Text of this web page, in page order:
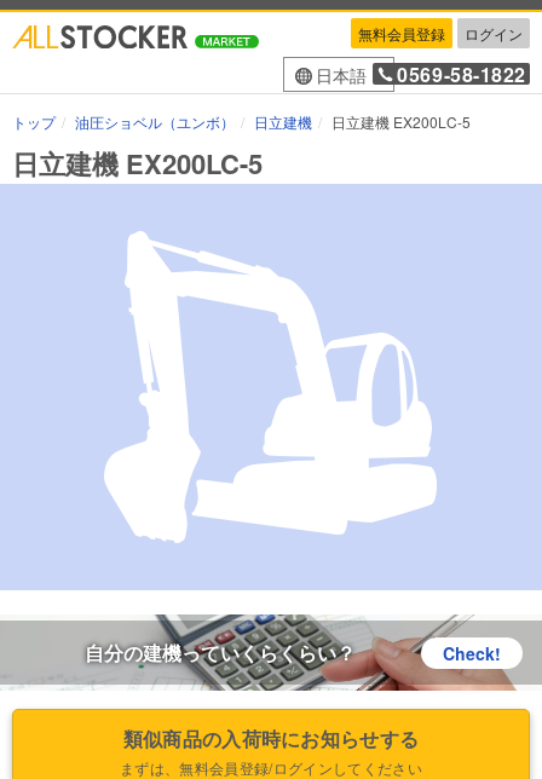
無料会員登録 ログイン
日本語 0569-58-1822
トップ 油圧ショベル（ユンボ） 日立建機 日立建機 EX200LC-5
日立建機 EX200LC-5
自分の建機っていくらくらい？ Check!
類似商品の入荷時にお知らせする
まずは、無料会員登録/ログインしてください